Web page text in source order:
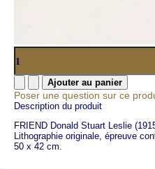
Poser une question sur ce
Description du produit
FRIEND Donald Stuart Leslie
Lithographie originale, épreuve
50 x 42 cm.